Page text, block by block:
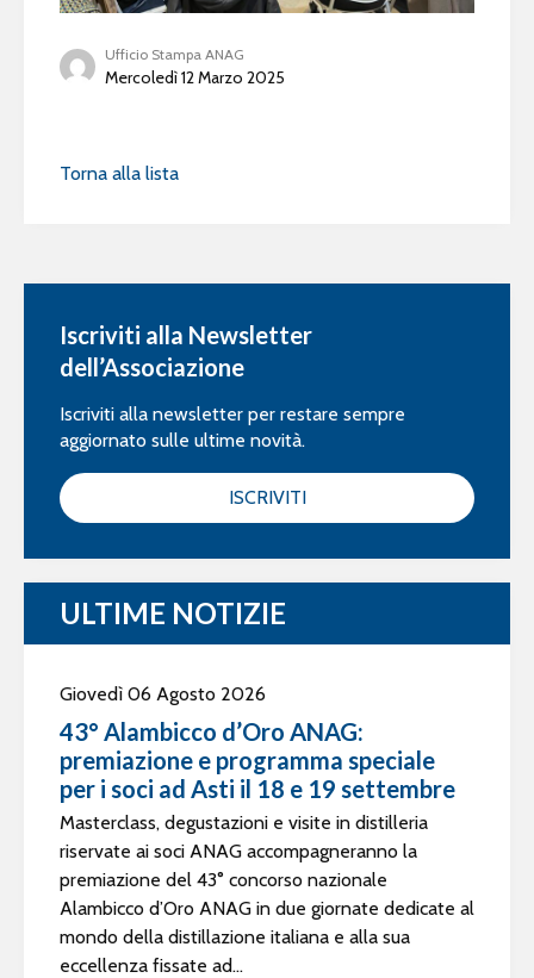
Ufficio Stampa ANAG
Mercoledì 12 Marzo 2025
Torna alla lista
Iscriviti alla Newsletter
dell’Associazione
Iscriviti alla newsletter per restare sempre
aggiornato sulle ultime novità.
ISCRIVITI
ULTIME NOTIZIE
Giovedì 06 Agosto 2026
43° Alambicco d’Oro ANAG:
premiazione e programma speciale
per i soci ad Asti il 18 e 19 settembre
Masterclass, degustazioni e visite in distilleria
riservate ai soci ANAG accompagneranno la
premiazione del 43° concorso nazionale
Alambicco d’Oro ANAG in due giornate dedicate al
mondo della distillazione italiana e alla sua
eccellenza fissate ad...